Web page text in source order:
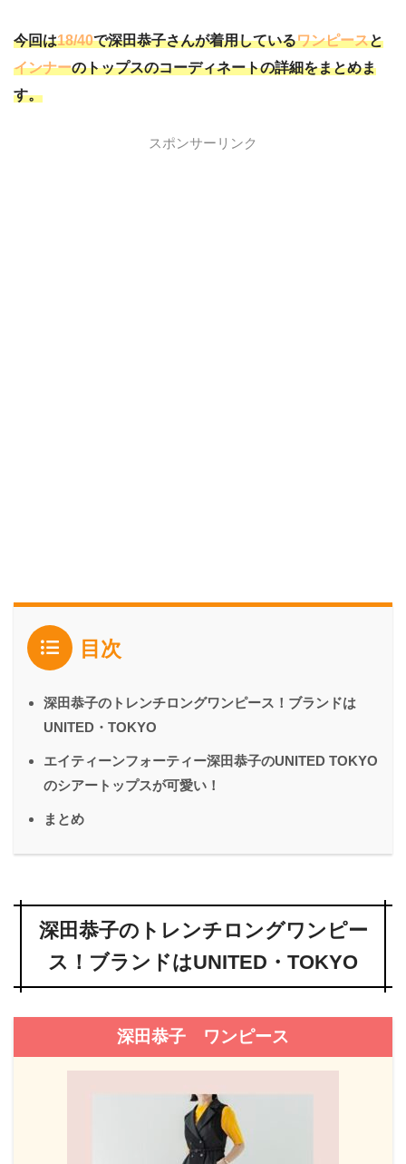
今回は18/40で深田恭子さんが着用しているワンピースと
インナーのトップスのコーディネートの詳細をまとめま
す。
スポンサーリンク
目次
深田恭子のトレンチロングワンピース！ブランドは
UNITED・TOKYO
エイティーンフォーティー深田恭子のUNITED TOKYO
のシアートップスが可愛い！
まとめ
深田恭子のトレンチロングワンピー
ス！ブランドはUNITED・TOKYO
深田恭子 ワンピース